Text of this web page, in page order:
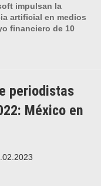
impulsan la
artificial en medios
financiero de 10
periodistas
México en